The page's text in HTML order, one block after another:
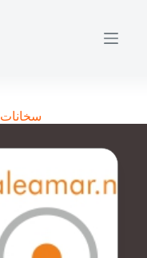
سخانات